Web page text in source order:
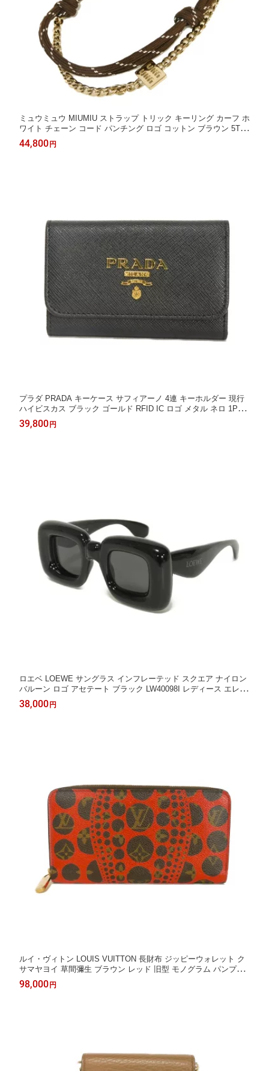
ミュウミュウ MIUMIU ストラップ トリック キーリング カーフ ホ
ワイト チェーン コード パンチング ロゴ コットン ブラウン 5TL5
10 2CRT F0KMH レディース エレガント 高級 上品 大人 ブランド
【中古】
44,800円
プラダ PRADA キーケース サフィアーノ 4連 キーホルダー 現行
ハイビスカス ブラック ゴールド RFID IC ロゴ メタル ネロ 1PG0
04 ZLP F061H メンズ レディース エレガント 高級 上品 大人 ブ
ランド【中古】
39,800円
ロエベ LOEWE サングラス インフレーテッド スクエア ナイロン
バルーン ロゴ アセテート ブラック LW40098I レディース エレガ
ント 高級 上品 大人 ブランド【中古】
38,000円
ルイ・ヴィトン LOUIS VUITTON 長財布 ジッピーウォレット ク
サマヤヨイ 草間彌生 ブラウン レッド 旧型 モノグラム パンプキ
ン ドット ルージュ M60450 メンズ レディース長サイフ サイフ
お札入れ エレガント 高級 上品 大人 ブランド【中古】
98,000円